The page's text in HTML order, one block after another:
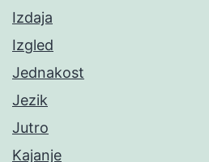
Izdaja
Izgled
Jednakost
Jezik
Jutro
Kajanje